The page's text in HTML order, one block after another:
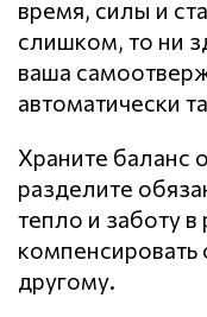
время, силы и
слишком, то ни
ваша
автоматически
Храните баланс
разделите
тепло и заботу
другому.